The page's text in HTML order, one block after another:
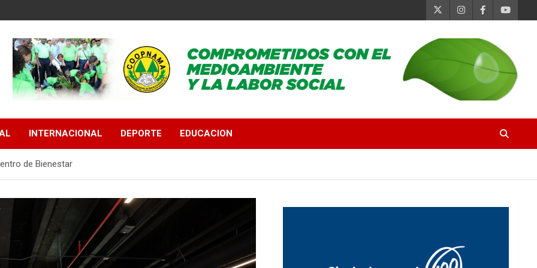
INTERNACIONAL DEPORTE EDUCACION
de Bienestar